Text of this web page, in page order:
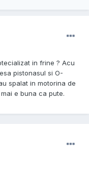
in frine ? Acu
pistonasul si O-
spalat in motorina de
e buna ca pute.